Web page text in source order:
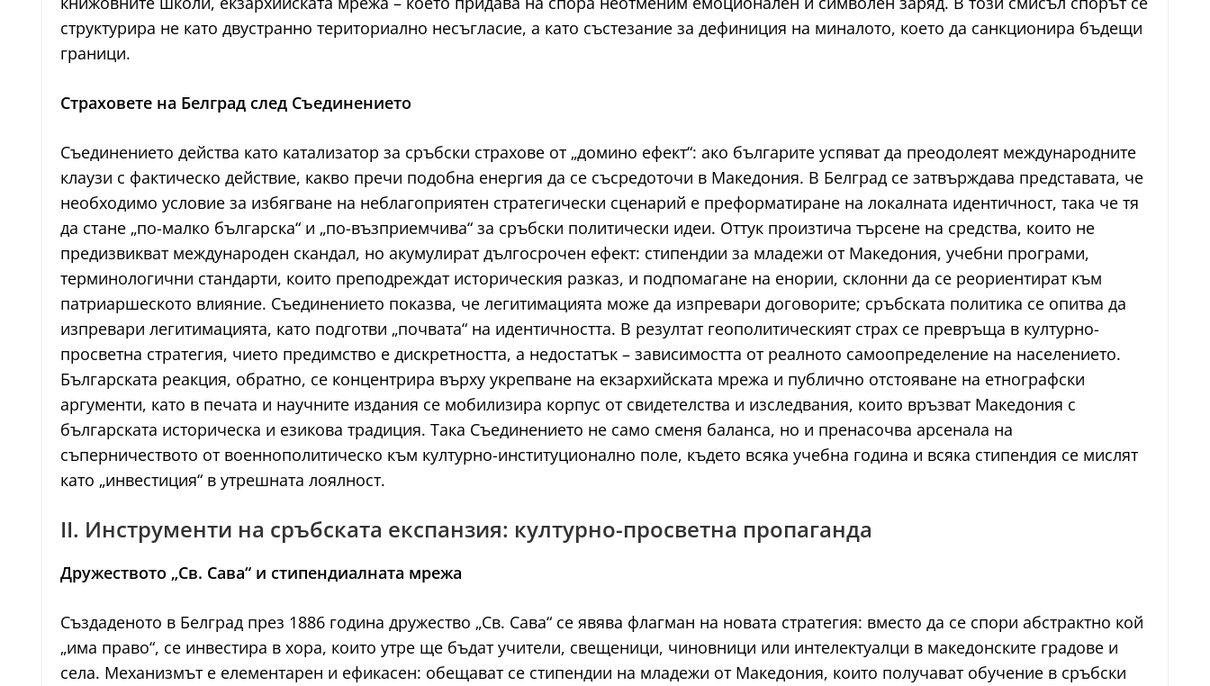
структурира не като двустранно териториално несъгласие, а като състезание за дефиниция на миналото, което да санкционира бъдещи
граници.
Страховете на Белград след Съединението
Съединението действа като катализатор за сръбски страхове от „домино ефект“: ако българите успяват да преодолеят международните
клаузи с фактическо действие, какво пречи подобна енергия да се съсредоточи в Македония. В Белград се затвърждава представата, че
необходимо условие за избягване на неблагоприятен стратегически сценарий е преформатиране на локалната идентичност, така че тя
да стане „по-малко българска“ и „по-възприемчива“ за сръбски политически идеи. Оттук произтича търсене на средства, които не
предизвикват международен скандал, но акумулират дългосрочен ефект: стипендии за младежи от Македония, учебни програми,
терминологични стандарти, които преподреждат историческия разказ, и подпомагане на енории, склонни да се реориентират към
патриаршеското влияние. Съединението показва, че легитимацията може да изпревари договорите; сръбската политика се опитва да
изпревари легитимацията, като подготви „почвата“ на идентичността. В резултат геополитическият страх се превръща в културно-
просветна стратегия, чието предимство е дискретността, а недостатък – зависимостта от реалното самоопределение на населението.
Българската реакция, обратно, се концентрира върху укрепване на екзархийската мрежа и публично отстояване на етнографски
аргументи, като в печата и научните издания се мобилизира корпус от свидетелства и изследвания, които връзват Македония с
българската историческа и езикова традиция. Така Съединението не само сменя баланса, но и пренасочва арсенала на
съперничеството от военнополитическо към културно-институционално поле, където всяка учебна година и всяка стипендия се мислят
като „инвестиция“ в утрешната лоялност.
II. Инструменти на сръбската експанзия: културно-просветна пропаганда
Дружеството „Св. Сава“ и стипендиалната мрежа
Създаденото в Белград през 1886 година дружество „Св. Сава“ се явява флагман на новата стратегия: вместо да се спори абстрактно кой
„има право“, се инвестира в хора, които утре ще бъдат учители, свещеници, чиновници или интелектуалци в македонските градове и
села. Механизмът е елементарен и ефикасен: обещават се стипендии на младежи от Македония, които получават обучение в сръбски